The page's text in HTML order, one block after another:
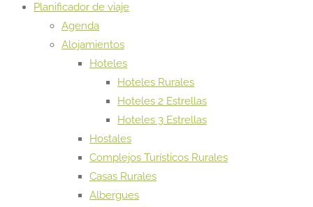
Planificador de viaje
Agenda
Alojamientos
Hoteles
Hoteles Rurales
Hoteles 2 Estrellas
Hoteles 3 Estrellas
Hostales
Complejos Turísticos Rurales
Casas Rurales
Albergues